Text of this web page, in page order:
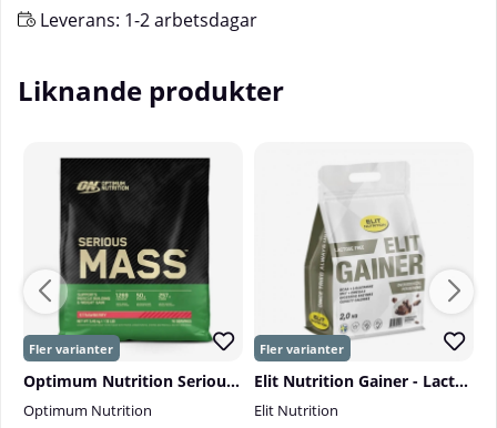
Leverans: 1-2 arbetsdagar
Liknande produkter
Optimum Nutrition Serious Mass, 5400 g
Optimum Nutrition
Elit Nutrition Gainer - Lactose Free, 2 kg
Elit Nutrition